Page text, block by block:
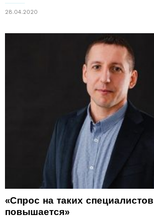
28.04.2020
«Спрос на таких
повышается»